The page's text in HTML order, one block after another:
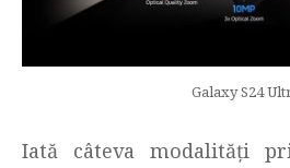
Galaxy S24
Iată câteva modalități